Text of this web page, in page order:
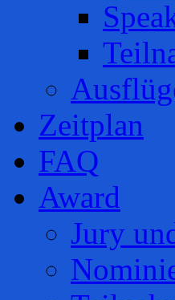
Zeitplan
FAQ
Award
Jury